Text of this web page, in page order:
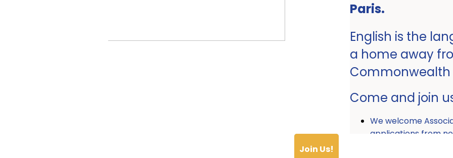
Paris.
English is the
a home away
Come and join
We welcome
applications from
Join Us!